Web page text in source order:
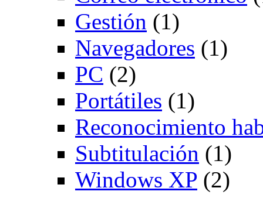
Gestión (1)
Navegadores (1)
PC (2)
Portátiles (1)
Reconocimiento
Subtitulación (1)
Windows XP (2)